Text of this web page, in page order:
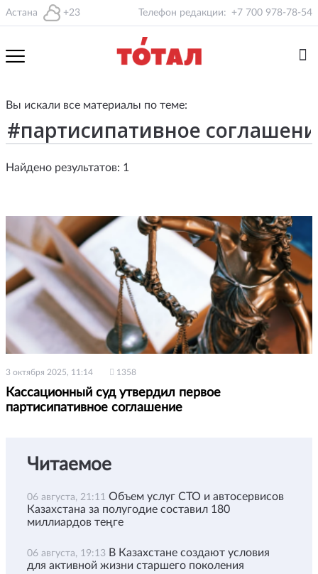
Астана +23 Телефон редакции: +7 700 978-78-54
Вы искали все материалы по теме:
Найдено результатов: 1
3 октября 2025, 11:14 1358
Кассационный суд утвердил первое
партисипативное соглашение
Читаемое
06 августа, 21:11 Объем услуг СТО и автосервисов
Казахстана за полугодие составил 180
миллиардов теңге
06 августа, 19:13 В Казахстане создают условия
для активной жизни старшего поколения